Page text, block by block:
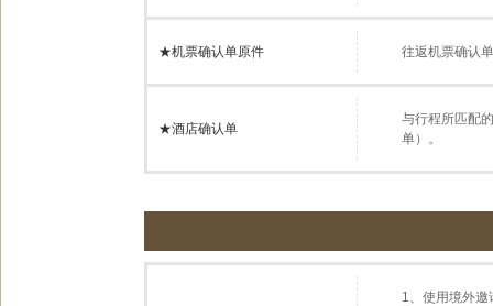
★机票确认单原件 往返机票确认
★酒店确认单
与行程所匹配
单）。
1、使用境外